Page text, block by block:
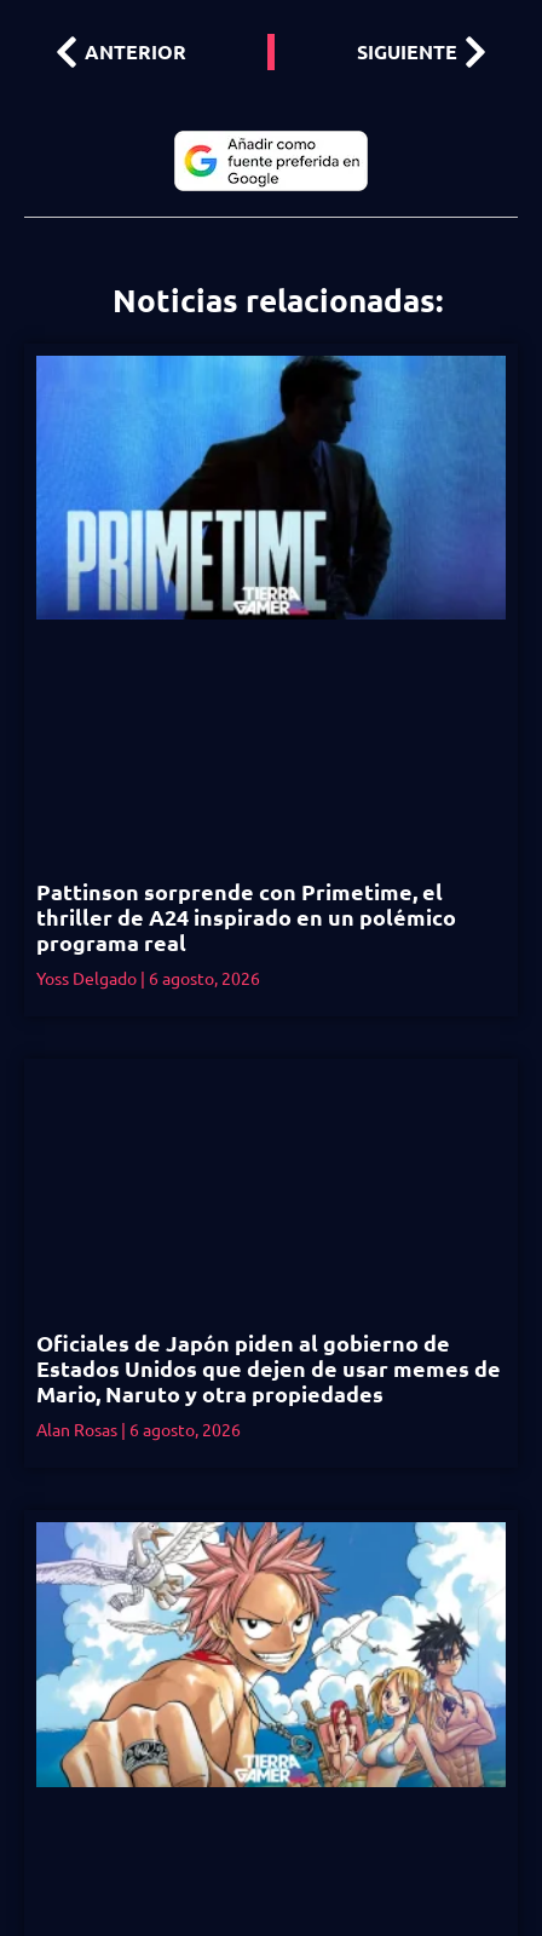
ANTERIOR SIGUIENTE
Noticias relacionadas:
Pattinson sorprende con Primetime, el
thriller de A24 inspirado en un polémico
programa real
Yoss Delgado 6 agosto, 2026
Oficiales de Japón piden al gobierno de
Estados Unidos que dejen de usar memes de
Mario, Naruto y otra propiedades
Alan Rosas 6 agosto, 2026